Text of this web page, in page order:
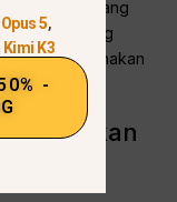
lokal yang
memang
mudah digunakan
besarkan
5,
Kimi K3
-